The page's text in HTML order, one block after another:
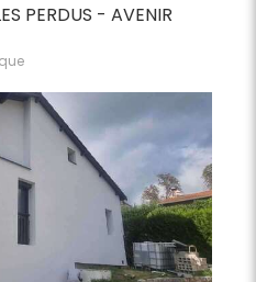
PERDUS - AVENIR